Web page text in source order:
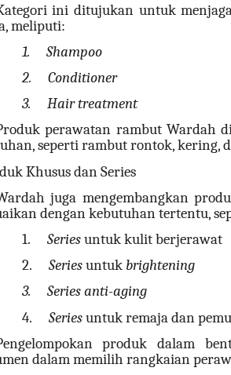
ini ditujukan untuk
meliputi:
1.
Shampoo
2.
Conditioner
3.
Hair treatment
perawatan rambut Wardah
seperti rambut rontok, kering,
Khusus dan Series
juga mengembangkan
dengan kebutuhan tertentu,
1.
Seriesuntuk kulit berjerawat
2.
Seriesuntuk brightening
3.
Seriesanti-aging
4.
Seriesuntuk remaja dan
produk dalam
dalam memilih rangkaian